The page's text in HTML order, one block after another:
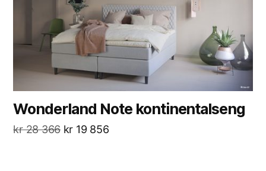
Wonderland Note kontinentalseng
kr28 366 kr 19 856